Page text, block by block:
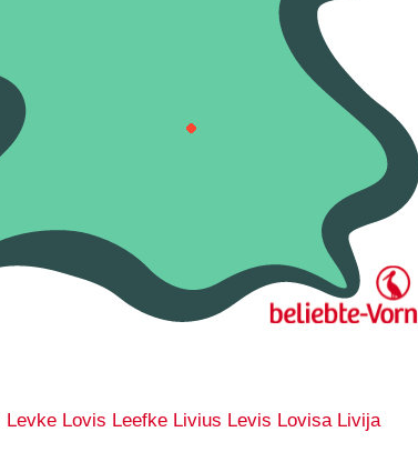
Levke Lovis Leefke Livius Levis Lovisa Livija